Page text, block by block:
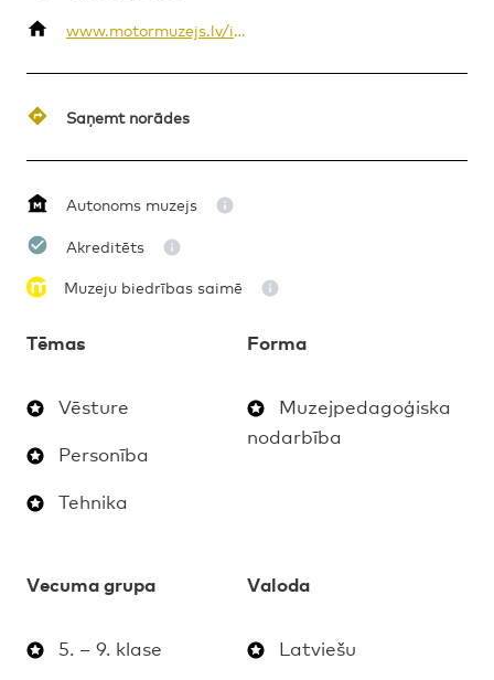
www.motormuzejs.lv/index.php/en/
Saņemt norādes
Autonoms muzejs
Akreditēts
Muzeju biedrības saimē
Tēmas
Vēsture
Personība
Tehnika
Forma
Muzejpedagoģiska
nodarbība
Vecuma grupa
5. – 9. klase
Valoda
Latviešu